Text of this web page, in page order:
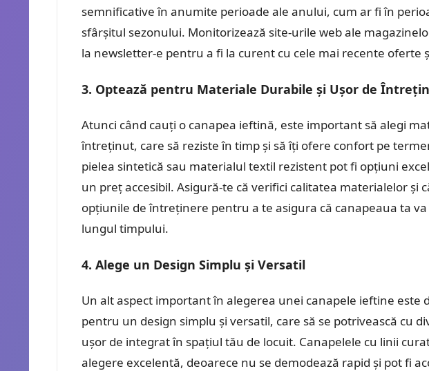
semnificative în anumite perioade ale anului, cum ar fi în
sfârșitul sezonului. Monitorizează site-urile web ale
la newsletter-e pentru a fi la curent cu cele mai recente oferte
3. Optează pentru Materiale Durabile și Ușor de
Atunci când cauți o canapea ieftină, este important să alegi
întreținut, care să reziste în timp și să îți ofere confort pe
pielea sintetică sau materialul textil rezistent pot fi opțiuni
un preț accesibil. Asigură-te că verifici calitatea materialelor și
opțiunile de întreținere pentru a te asigura că canapeaua ta
lungul timpului.
4. Alege un Design Simplu și Versatil
Un alt aspect important în alegerea unei canapele ieftine este
pentru un design simplu și versatil, care să se potrivească cu
ușor de integrat în spațiul tău de locuit. Canapelele cu linii
alegere excelentă, deoarece nu se demodează rapid și pot fi